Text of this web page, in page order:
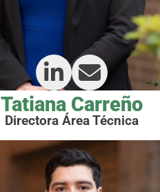
Tatiana Carreño
Directora Área Técnica